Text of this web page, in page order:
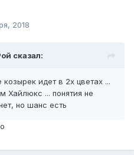
2018
сказал:
идет в 2х цветах ...
Хайлюкс ... понятия не
но шанс есть